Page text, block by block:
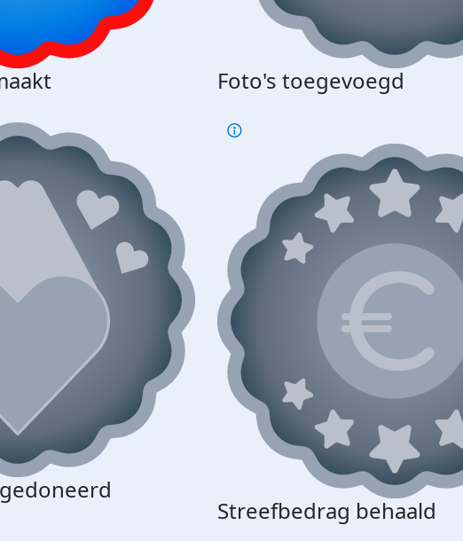
Foto's toegevoegd
Streefbedrag behaald